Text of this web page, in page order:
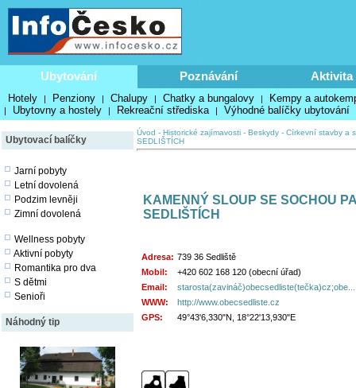
Ubytování Poznávání Aktivita
Hotely | Penziony | Chalupy | Chatky a bungalovy | Kempy a
| Ubytovny a hostely | Rekreační střediska | Výhodné balíčky ubytování
Ubytovací balíčky
Jarní pobyty
Letní dovolená
Podzim levněji
Zimní dovolená
Wellness pobyty
Aktivní pobyty
Romantika pro dva
S dětmi
Senioři
Náhodný tip
Úvod - Historické zajímavosti - Beskydy - Církevní stavby a
SEDLIŠTÍCH
KAMENNÝ SLOUP SE SOCHOU
SEDLIŠTÍCH
Adresa: 739 36 Sedliště
Mobil:
+420 602 168 120 (obecní úřad)
Email:
starosta(zavináč)obecsedliste(tečka)cz;obe...
WWW:
http://www.obecsedliste.cz
GPS:
49°43'6,330"N, 18°22'13,930"E